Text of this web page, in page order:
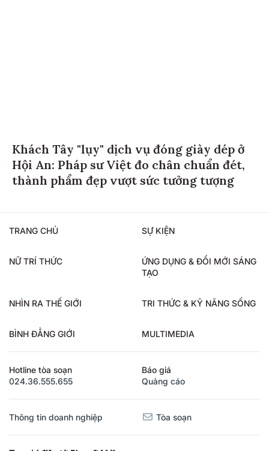
Khách Tây "lụy" dịch vụ đóng giày dép ở
Hội An: Pháp sư Việt đo chân chuẩn đét,
thành phẩm đẹp vượt sức tưởng tượng
TRANG CHỦ SỰ KIỆN
NỮ TRÍ THỨC
ỨNG DỤNG & ĐỔI MỚI SÁNG
TẠO
NHÌN RA THẾ GIỚI TRI THỨC & KỸ NĂNG SỐNG
BÌNH ĐẲNG GIỚI MULTIMEDIA
Hotline tòa soạn
024.36.555.655
Báo giá
Quảng cáo
Thông tin doanh nghiệp Tòa soạn